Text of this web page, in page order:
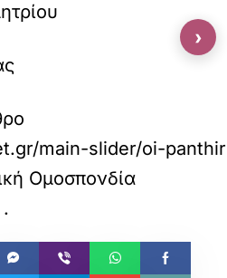
main-slider/oi-
Ομοσπονδία
.
›